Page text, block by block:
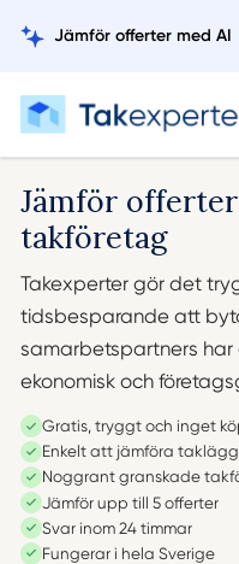
Jämför offerter med AI
Jämför
takföretag
Takexperter gör det
tidsbesparande att
samarbetspartners
ekonomisk och
Gratis, tryggt och inget
Enkelt att jämföra
Noggrant granskade
Jämför upp till 5 offerter
Svar inom 24 timmar
Fungerar i hela Sverige